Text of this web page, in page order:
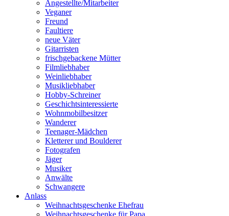
Angestellte/Mitarbeiter
Veganer
Freund
Faultiere
neue Väter
Gitarristen
frischgebackene Mütter
Filmliebhaber
Weinliebhaber
Musikliebhaber
Hobby-Schreiner
Geschichtsinteressierte
Wohnmobilbesitzer
Wanderer
Teenager-Mädchen
Kletterer und Boulderer
Fotografen
Jäger
Musiker
Anwälte
Schwangere
Anlass
Weihnachtsgeschenke Ehefrau
Weihnachtsgeschenke für Papa